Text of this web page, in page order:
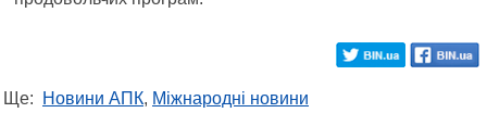
Ще: Новини АПК, Міжнародні новини